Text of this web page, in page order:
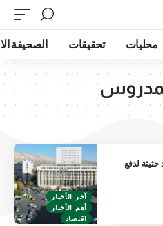
محليات تحقيقات الصحيفة
آخر الأخبار
أهم الأخبار
اقتصاد
لدفع